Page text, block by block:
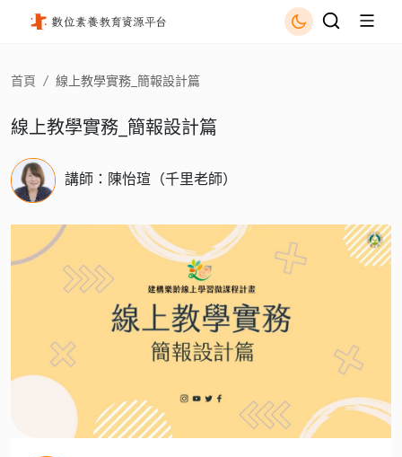
線上教學實務_簡報設計篇 - 國立公共資訊圖書館
首頁 線上教學實務_簡報設計篇
線上教學實務_簡報設計篇
講師：陳怡瑄（千里老師）